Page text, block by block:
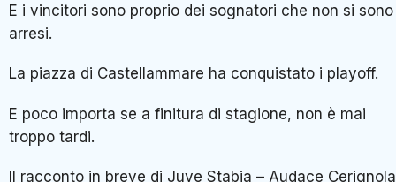
E i vincitori sono proprio dei sognatori che non si sono
arresi.
La piazza di Castellammare ha conquistato i playoff.
E poco importa se a finitura di stagione, non è mai
troppo tardi.
Il racconto in breve di Juve Stabia – Audace Cerignola